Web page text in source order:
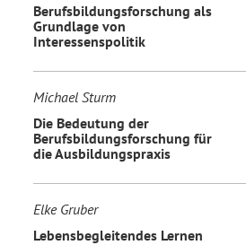
Berufsbildungsforschung als
Grundlage von
Interessenspolitik
Michael Sturm
Die Bedeutung der
Berufsbildungsforschung für
die Ausbildungspraxis
Elke Gruber
Lebensbegleitendes Lernen